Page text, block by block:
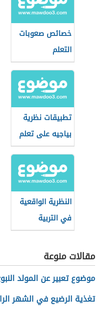
خصائص صعوبات
التعلم
تطبيقات نظرية
بياجيه على تعلم
الحساب
النظرية الواقعية
في التربية
مقالات منوعة
موضوع تعبير عن المولد
تغذية الرضيع في الشهر